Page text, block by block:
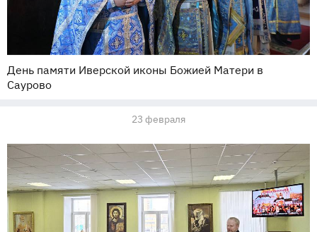
День памяти Иверской иконы Божией Матери в
Саурово
23 февраля